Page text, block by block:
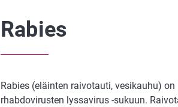
Rabies
Rabies (eläinten raivotauti, vesikauhu)
rhabdovirusten lyssavirus -sukuun.